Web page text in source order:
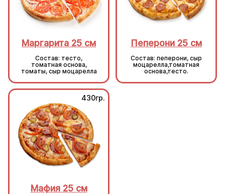
Маргарита 25 см
Состав: тесто,
томатная основа,
томаты, сыр моцарелла
Пеперони 25 см
Состав: пеперони, сыр
моцарелла,томатная
основа,тесто.
430гр.
Мафия 25 см